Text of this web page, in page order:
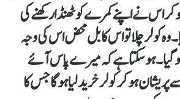
اس نے اپنے کمرے کو ٹھنڈا رکھنے کی
وہ کولر چلا تو اس کا بل محض اس کی وجہ
ہوگیا۔ ہوسکتا ہے کہ میرے پاس آئے
ہوکر کولر خریدلیا ہوگا جس کا